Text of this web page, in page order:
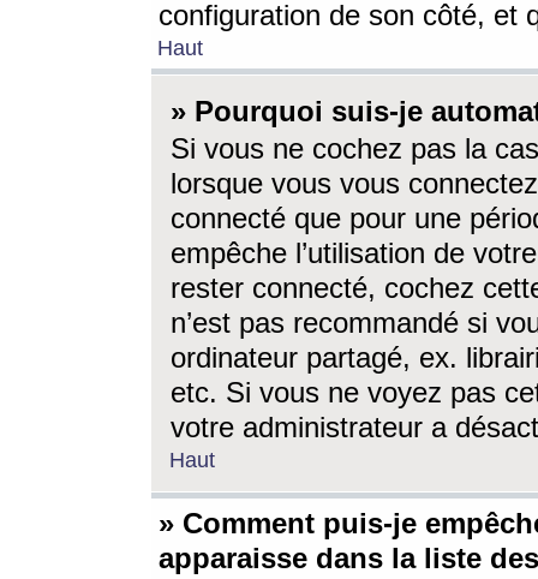
configuration de son côté, et
Haut
» Pourquoi suis-je
Si vous ne cochez pas la
lorsque vous vous
connecté que pour une
empêche l’utilisation de
rester connecté, cochez
n’est pas recommandé si
ordinateur partagé, ex.
etc. Si vous ne voyez pas
votre administrateur a
Haut
» Comment puis-je
apparaisse dans la liste